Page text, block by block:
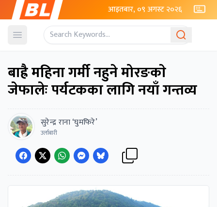
आइतबार, ०९ अगस्ट २०२६
Open menu
बाह्रै महिना गर्मी नहुने मोरङकाे
जेफालेः पर्यटकका लागि नयाँ गन्तव्य
सुरेन्द्र राना ‘घुमफिरे’
उर्लाबारी